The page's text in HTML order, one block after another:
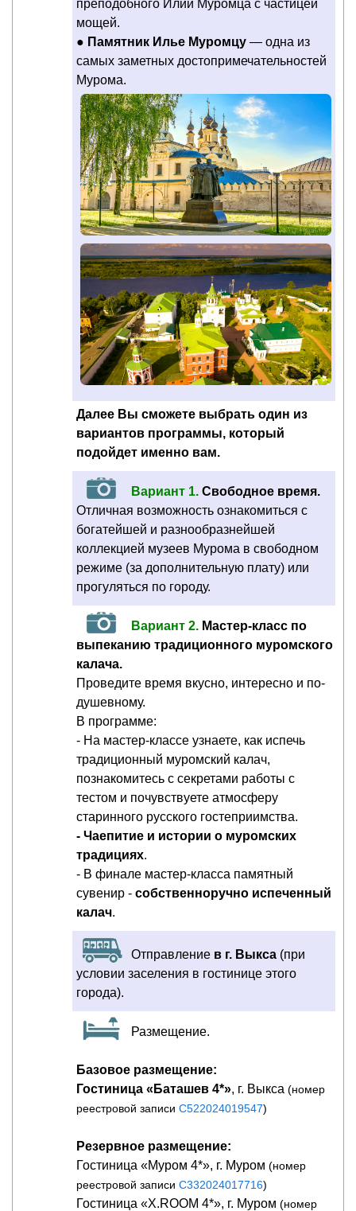
преподобного Илии Муромца с частицей
мощей.
● Памятник Илье Муромцу — одна из
самых заметных достопримечательностей
Мурома.
Далее Вы сможете выбрать один из
вариантов программы, который
подойдет именно вам.
Вариант 1. Свободное время.
Отличная возможность ознакомиться с
богатейшей и разнообразнейшей
коллекцией музеев Мурома в свободном
режиме (за дополнительную плату) или
прогуляться по городу.
Вариант 2. Мастер-класс по
выпеканию традиционного муромского
калача.
Проведите время вкусно, интересно и по-
душевному.
В программе:
- На мастер-классе узнаете, как испечь
традиционный муромский калач,
познакомитесь с секретами работы с
тестом и почувствуете атмосферу
старинного русского гостеприимства.
- Чаепитие и истории о муромских
традициях.
- В финале мастер-класса памятный
сувенир - собственноручно испеченный
калач.
Отправление в г. Выкса (при
условии заселения в гостинице этого
города).
Размещение.
Базовое размещение:
Гостиница «Баташев 4*», г. Выкса (номер
реестровой записи С522024019547)
Резервное размещение:
Гостиница «Муром 4*», г. Муром (номер
реестровой записи С332024017716)
Гостиница «X.ROOM 4*», г. Муром (номер